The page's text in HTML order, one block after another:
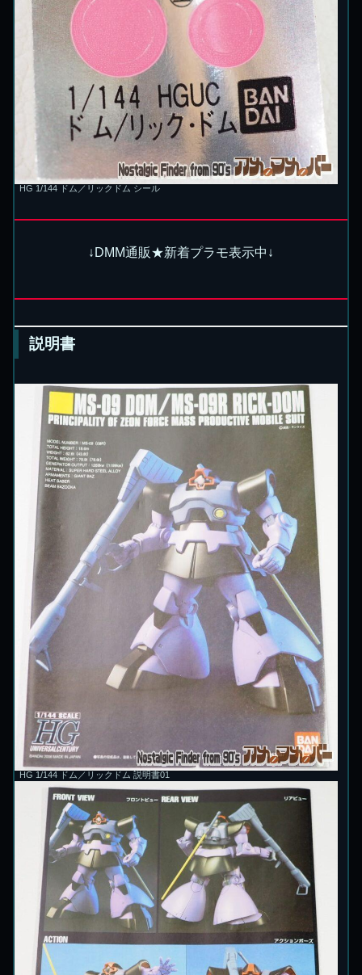
HG 1/144 ドム／リックドム シール
↓DMM通販★新着プラモ表示中↓
説明書
HG 1/144 ドム／リックドム 説明書01